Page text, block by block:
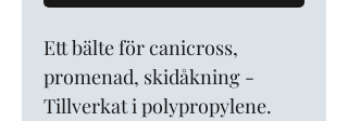
Ett bälte för canicross,
promenad, skidåkning -
Tillverkat i polypropylene.